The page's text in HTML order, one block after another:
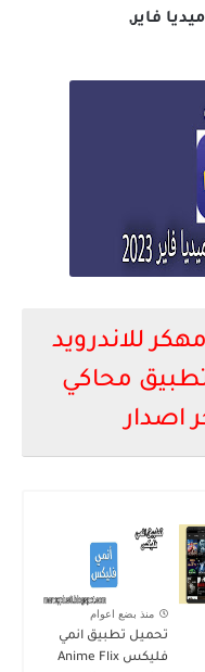
تحميل محاكي chikii مهكر للاندرويد
ميديا فاير 2023 تطبيق محاكي
اصدار
منذ بضع اعوام
تحميل تطبيق انمي
فليكس Anime Flix